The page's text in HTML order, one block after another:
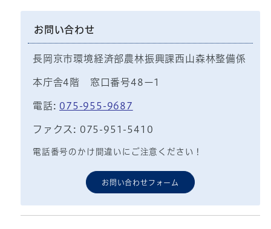
お問い合わせ
長岡京市環境経済部農林振興課西山森林整備係
本庁舎4階 窓口番号48ー1
電話: 075-955-9687
ファクス: 075-951-5410
電話番号のかけ間違いにご注意ください！
お問い合わせフォーム